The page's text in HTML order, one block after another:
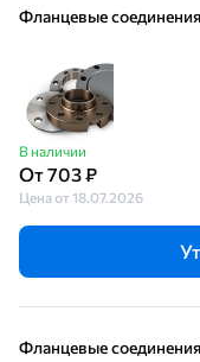
Фланцевые соединения
В наличии
От 703 ₽
Цена от 18.07.2026
Фланцевые соединения